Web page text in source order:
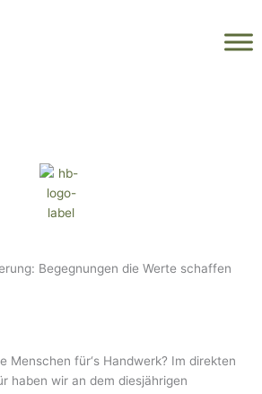
Begegnungen die Werte schaffen
Menschen für‘s Handwerk? Im direkten
haben wir an dem diesjährigen